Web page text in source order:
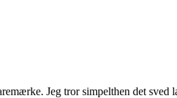
Jeg tror simpelthen det